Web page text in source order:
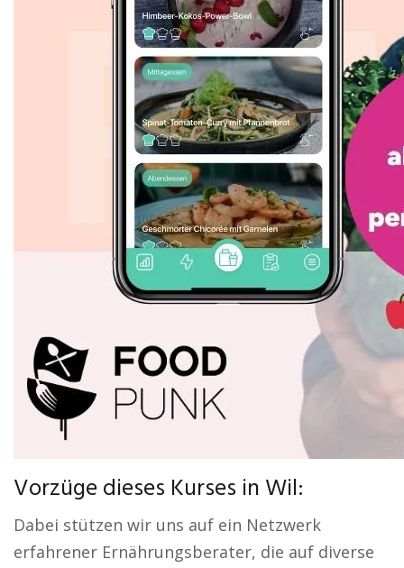
Vorzüge dieses Kurses in Wil:
Dabei stützen wir uns auf ein Netzwerk
erfahrener Ernährungsberater, die auf diverse